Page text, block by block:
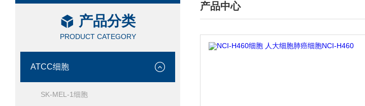
产品分类
PRODUCT CATEGORY
ATCC细胞
SK-MEL-1细胞
产品中心
/ PRODUCTS CENTER